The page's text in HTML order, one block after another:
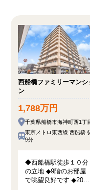
西船橋ファミリーマンシ
ン
1,788万円
千葉県船橋市海神町西1丁
東京メトロ東西線 西船橋
9分
◆西船橋駅徒歩１０分
の立地 ◆9階のお部屋
で眺望良好です ◆2020